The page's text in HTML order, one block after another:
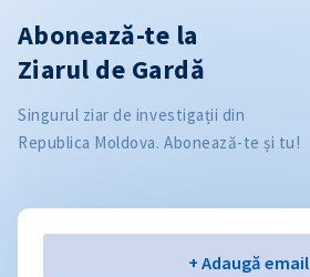
Abonează-te la
Ziarul de Gardă
Singurul ziar de investigații din
Republica Moldova. Abonează-te și tu!
+ Adaugă email